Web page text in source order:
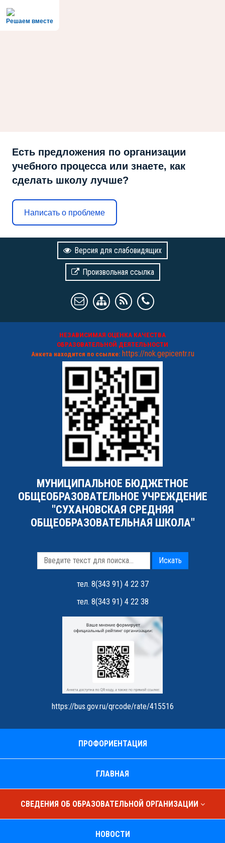
Решаем вместе
Есть предложения по организации
учебного процесса или знаете, как
сделать школу лучше?
Написать о проблеме
Версия для слабовидящих
Произвольная ссылка
НЕЗАВИСИМАЯ ОЦЕНКА КАЧЕСТВА
ОБРАЗОВАТЕЛЬНОЙ ДЕЯТЕЛЬНОСТИ
Анкета находится по ссылке: https://nok.gepicentr.ru
МУНИЦИПАЛЬНОЕ БЮДЖЕТНОЕ
ОБЩЕОБРАЗОВАТЕЛЬНОЕ УЧРЕЖДЕНИЕ
"СУХАНОВСКАЯ СРЕДНЯЯ
ОБЩЕОБРАЗОВАТЕЛЬНАЯ ШКОЛА"
Искать
тел. 8(343 91) 4 22 37
тел. 8(343 91) 4 22 38
https://bus.gov.ru/qrcode/rate/415516
ПРОФОРИЕНТАЦИЯ
ГЛАВНАЯ
СВЕДЕНИЯ ОБ ОБРАЗОВАТЕЛЬНОЙ ОРГАНИЗАЦИИ
НОВОСТИ